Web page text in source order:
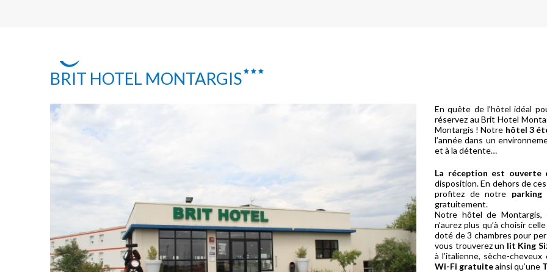
BRIT HOTEL MONTARGIS
En quête de l’hôtel idéal
réservez au Brit Hotel
Montargis ! Notre hôtel 3
l’année dans un
et à la détente…
La réception est ouverte
disposition. En dehors de
profitez de notre parking
gratuitement.
Notre hôtel de Montargis,
n’aurez plus qu’à choisir
doté de 3 chambres pour
vous trouverez un lit King
à l’italienne, sèche-
Wi-Fi gratuiteainsi qu’une